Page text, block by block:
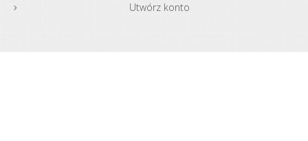
Utwórz konto